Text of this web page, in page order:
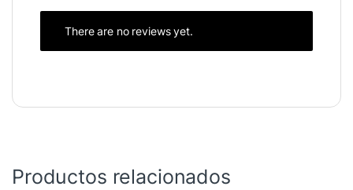
There are no reviews yet.
Productos relacionados